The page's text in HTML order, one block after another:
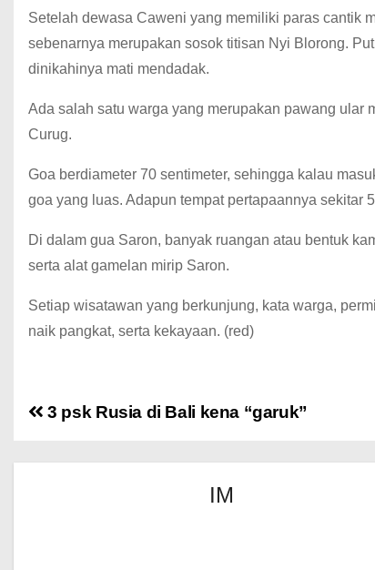
Setelah dewasa Caweni yang memiliki paras cantik
sebenarnya merupakan sosok titisan Nyi Blorong.
dinikahinya mati mendadak.
Ada salah satu warga yang merupakan pawang ular
Curug.
Goa berdiameter 70 sentimeter, sehingga kalau
goa yang luas. Adapun tempat pertapaannya sekitar
Di dalam gua Saron, banyak ruangan atau bentuk
serta alat gamelan mirip Saron.
Setiap wisatawan yang berkunjung, kata warga,
naik pangkat, serta kekayaan. (red)
3 psk Rusia di Bali kena “garuk”
IM